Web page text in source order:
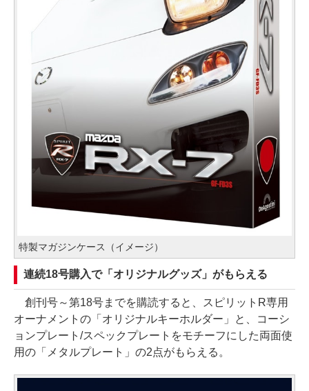
特製マガジンケース（イメージ）
連続18号購入で「オリジナルグッズ」がもらえる
創刊号～第18号までを購読すると、スピリットR専用
オーナメントの「オリジナルキーホルダー」と、コーシ
ョンプレート/スペックプレートをモチーフにした両面使
用の「メタルプレート」の2点がもらえる。